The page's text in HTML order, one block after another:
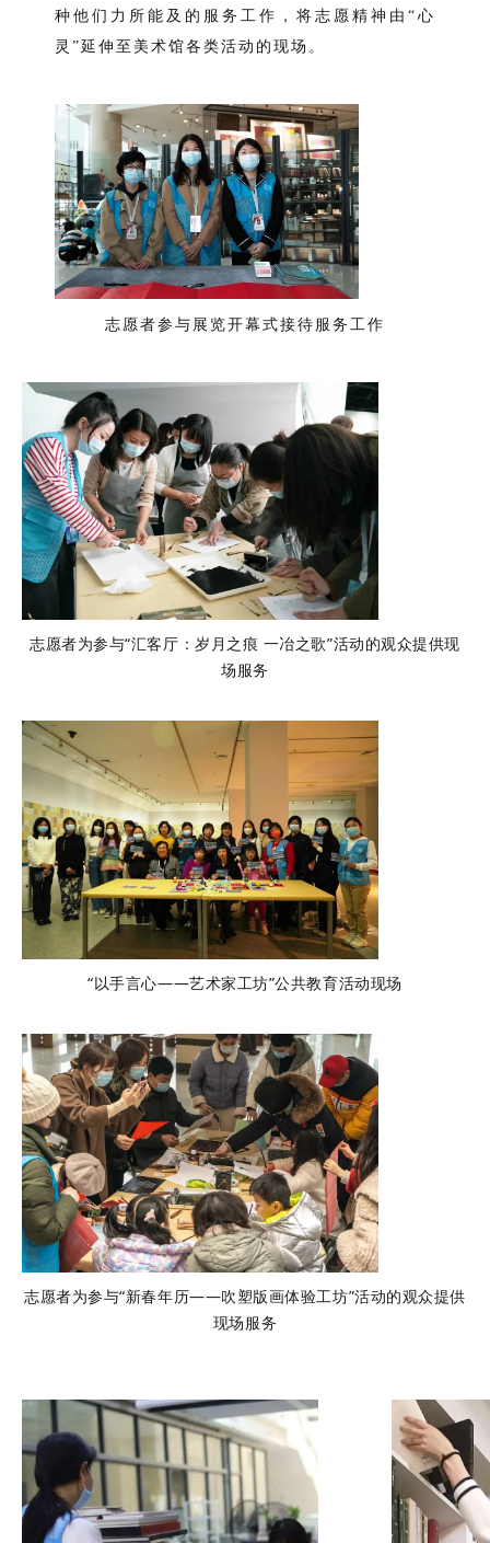
种他们力所能及的服务工作，将志愿精神由“心
灵”延伸至美术馆各类活动的现场。
志愿者参与展览开幕式接待服务工作
志愿者为参与“汇客厅：岁月之痕 一冶之歌”活动的观众提供现
场服务
“以手言心——艺术家工坊”公共教育活动现场
志愿者为参与“新春年历——吹塑版画体验工坊”活动的观众提供
现场服务